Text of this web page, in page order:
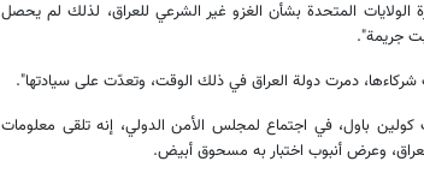
الولايات المتحدة بشأن الغزو غير الشرعي للعراق، لذلك لم يحصل
جريمة".
دمرت دولة العراق في ذلك الوقت، وتعدّت على سيادتها".
آنذاك كولين باول، في اجتماع لمجلس الأمن الدولي، إنه تلقى معلومات
وعرض أنبوب اختبار به مسحوق أبيض.